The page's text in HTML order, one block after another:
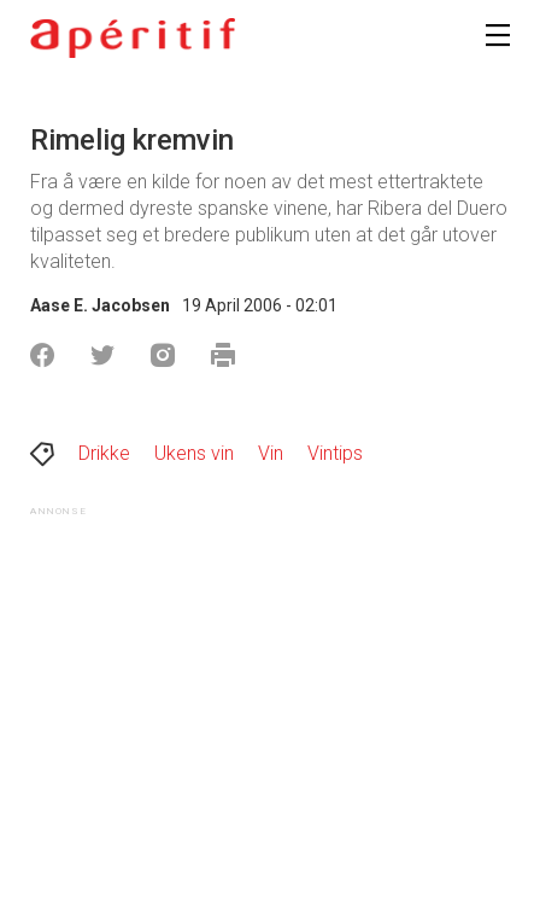
Rimelig kremvin
Fra å være en kilde for noen av det mest ettertraktete
og dermed dyreste spanske vinene, har Ribera del Duero
tilpasset seg et bredere publikum uten at det går utover
kvaliteten.
Aase E. Jacobsen 19 April 2006 - 02:01
Drikke Ukens vin Vin Vintips